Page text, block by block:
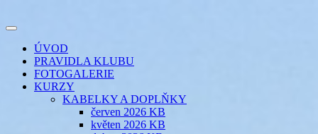
k
webuEVIKLUB
šicí klub
Toggle
navigation
ÚVOD
PRAVIDLA KLUBU
FOTOGALERIE
KURZY
KABELKY A DOPLŇKY
červen 2026 KB
květen 2026 KB